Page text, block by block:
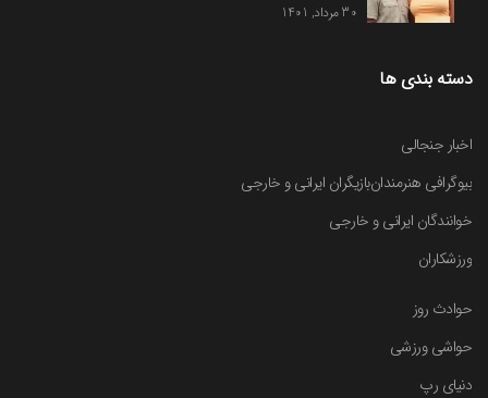
30 مرداد, 1401
دسته بندی ها
اخبار جنجالی
بیوگرافی هنرمندانبازیگران ایرانی و خارجی
خوانندگان ایرانی و خارجی
ورزشکاران
حوادث روز
حواشی ورزشی
دنیای رپ